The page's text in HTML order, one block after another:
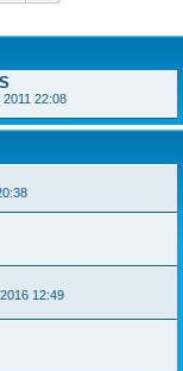
2011 22:08
12:49